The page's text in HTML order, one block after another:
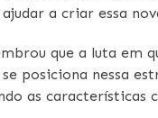
a criar essa
que a luta em
posiciona nessa
as características